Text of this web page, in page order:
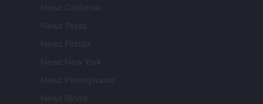
Newz California
Newz Texas
Newz Florida
Newz New York
Newz Pennsylvania
Newz Illinois